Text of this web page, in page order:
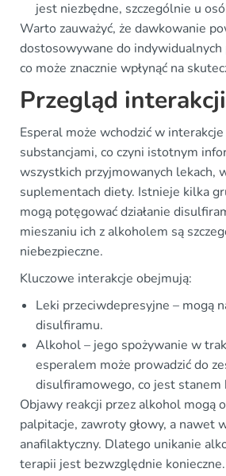
jest niezbędne, szczególnie u
Warto zauważyć, że dawkowanie
dostosowywane do indywidualnych
co może znacznie wpłynąć na
Przegląd
Esperal może wchodzić w
substancjami, co czyni istotnym
wszystkich przyjmowanych lekach,
suplementach diety. Istnieje kilka
mogą potęgować działanie
mieszaniu ich z alkoholem są
niebezpieczne.
Kluczowe interakcje obejmują:
Leki przeciwdepresyjne – mogą
disulfiramu.
Alkohol – jego spożywanie w
esperalem może prowadzić do
disulfiramowego, co jest stanem
Objawy reakcji przez alkohol mogą
palpitacje, zawroty głowy, a nawet
anafilaktyczny. Dlatego unikanie
terapii jest bezwzględnie konieczne.